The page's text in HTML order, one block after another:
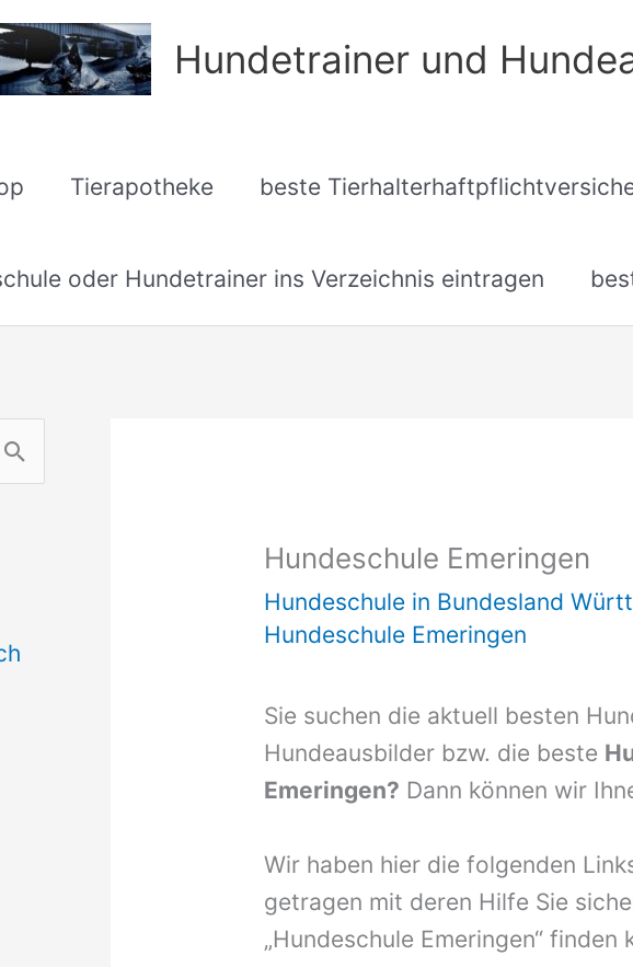
Hundetrainer und
Tierapotheke beste
oder Hundetrainer ins Verzeichnis eintragen
Hundeschule Emeringen
Hundeschule in Bundesland
Hundeschule Emeringen
Sie suchen die aktuell besten
Hundeausbilder bzw. die beste
Emeringen? Dann können wir
Wir haben hier die folgenden
getragen mit deren Hilfe Sie
„Hundeschule Emeringen“ finden